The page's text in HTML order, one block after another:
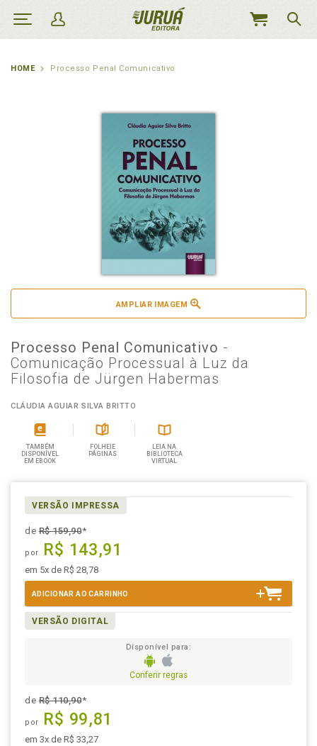
MEU
HOME Processo Penal Comunicativo
AMPLIAR IMAGEM
Processo Penal Comunicativo -
Comunicação Processual à Luz da
Filosofia de Jürgen Habermas
CLÁUDIA AGUIAR SILVA BRITTO
TAMBÉM
DISPONÍVEL
EM EBOOK
FOLHEIE
PÁGINAS
LEIA NA
BIBLIOTECA
VIRTUAL
VERSÃO IMPRESSA
deR$ 159,90*
por R$ 143,91
em 5x de R$ 28,78
ADICIONAR AO CARRINHO
VERSÃO DIGITAL
Disponível para:
Conferir regras
deR$ 110,90*
por R$ 99,81
em 3x de R$ 33,27